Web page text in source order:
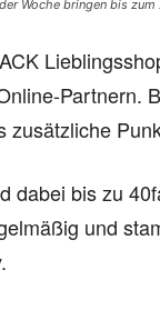
Woche bringen bis
Partnern.
zusätzliche
dabei bis zu
und